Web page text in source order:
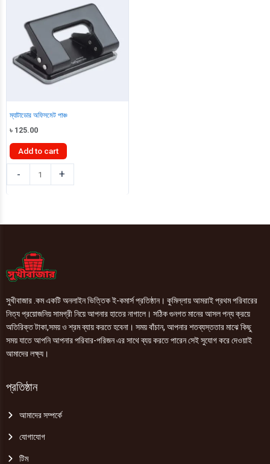
ম্যাটাডোর অফিসমেট পাঞ্চ
৳ 125.00
Add to cart
-
অফিসমেট
+
সুখীবাজার .কম একটি অনলাইন ভিত্তিক ই-কমার্স প্রতিষ্ঠান। কুমিল্লায় আমরাই প্রথম পরিবারের
নিত্য প্রয়োজনিয় সামগ্রী নিয়ে আপনার হাতের নাগালে। সঠিক গুনগত মানের আসল পন্য ক্রয়ে
অতিরিক্ত টাকা,সময় ও শ্রম ব্যায় করতে হবেনা। সময় বাঁচান, আপনার শতব্যস্ততার মাঝে কিছু
সময় যাতে আপনি আপনার পরিবার-পরিজন এর সাথে ব্যয় করতে পারেন সেই সুযোগ করে দেওয়াই
আমাদের লক্ষ্য।
প্রতিষ্ঠান
আমাদের সম্পর্কে
যোগাযোগ
টিম